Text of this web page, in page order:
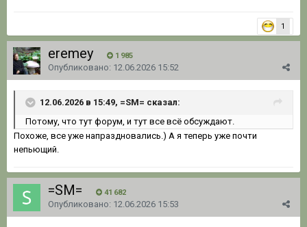
1
eremey 1 985
Опубликовано: 12.06.2026 15:52
12.06.2026 в 15:49, =SM= сказал:
Потому, что тут форум, и тут все всё обсуждают.
Похоже, все уже напраздновались.) А я теперь уже почти
непьющий.
=SM= 41 682
Опубликовано: 12.06.2026 15:53